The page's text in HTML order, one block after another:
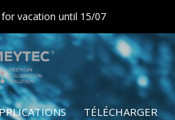
TÉLÉCHARGER
vacation until 15/07